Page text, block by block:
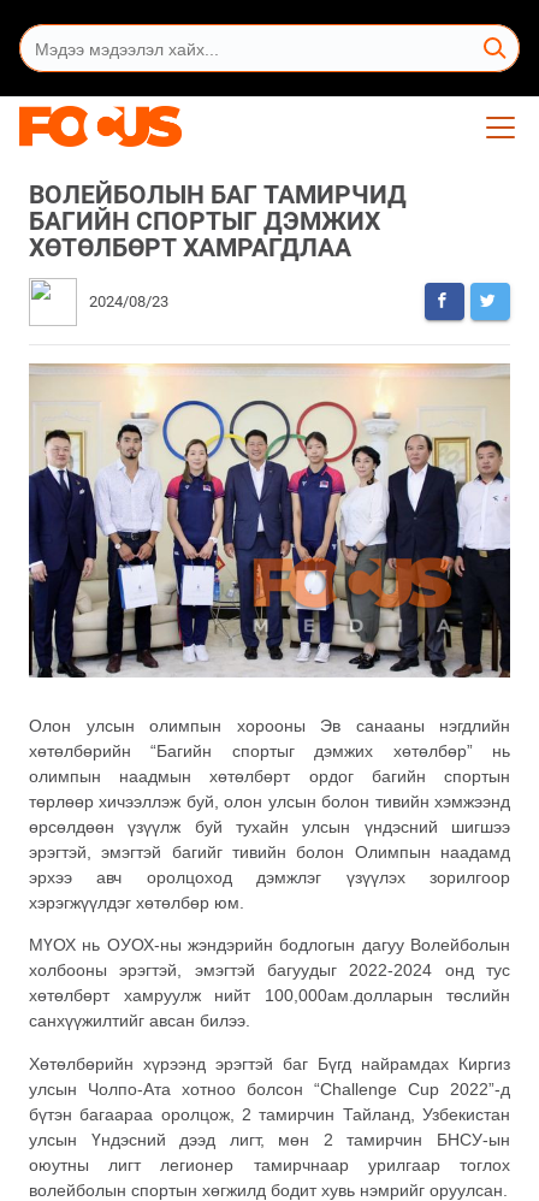
ВОЛЕЙБОЛЫН БАГ ТАМИРЧИД
БАГИЙН СПОРТЫГ ДЭМЖИХ
ХӨТӨЛБӨРТ ХАМРАГДЛАА
2024/08/23
Олон улсын олимпын хорооны Эв санааны нэгдлийн
хөтөлбөрийн “Багийн спортыг дэмжих хөтөлбөр” нь
олимпын наадмын хөтөлбөрт ордог багийн спортын
төрлөөр хичээллэж буй, олон улсын болон тивийн хэмжээнд
өрсөлдөөн үзүүлж буй тухайн улсын үндэсний шигшээ
эрэгтэй, эмэгтэй багийг тивийн болон Олимпын наадамд
эрхээ авч оролцоход дэмжлэг үзүүлэх зорилгоор
хэрэгжүүлдэг хөтөлбөр юм.
МҮОХ нь ОУОХ-ны жэндэрийн бодлогын дагуу Волейболын
холбооны эрэгтэй, эмэгтэй багуудыг 2022-2024 онд тус
хөтөлбөрт хамруулж нийт 100,000ам.долларын төслийн
санхүүжилтийг авсан билээ.
Хөтөлбөрийн хүрээнд эрэгтэй баг Бүгд найрамдах Киргиз
улсын Чолпо-Ата хотноо болсон “Challenge Cup 2022”-д
бүтэн багаараа оролцож, 2 тамирчин Тайланд, Узбекистан
улсын Үндэсний дээд лигт, мөн 2 тамирчин БНСУ-ын
оюутны лигт легионер тамирчнаар урилгаар тоглох
волейболын спортын хөгжилд бодит хувь нэмрийг оруулсан.